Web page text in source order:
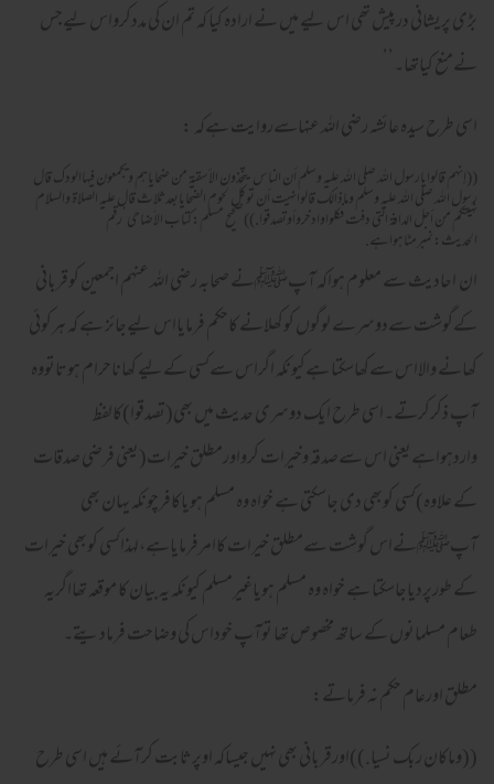
بڑی پریشانی درپیش تھی اس لیے میں نے ارادہ کیا کہ تم ان کی مددکرواس لیےجس
نےمنع کیاتھا۔’’
اسی طرح سیدہ عائشہ رضی اللہ عنہاسےروایت ہےکہ :
((إنهم قالوايارسول الله صلى الله عليه وسلم أن الناس يتخذون الأسقية من ضحاياهم ويجمعون فيهاالودك قال
رسول الله صلى الله عليه وسلم وماذالك قالوانهيت أن توكل لحوم الضحايابعدثلاث قال عليه الصلاة والسلام
نهيتكم من أجل الدافة التى دفت فكلواوادخروأوتصدقوا.))صحيح مسلم:كتاب الأضاحى’رقم
الحديث:نمبرمٹاہواہے.
ان احادیث سے معلوم ہواکہ آپﷺنے صحابہ رضی اللہ عنہم اجمعین کوقربانی
کےگوشت سےدوسرے لوگوں کوکھلانے کاحکم فرمایااس لیےجائز ہے کہ ہرکوئی
کھانے والااس سےکھاسکتا ہےکیونکہ اگراس سےکسی کےلیے کھاناحرام ہوتاتووہ
آپ ذکرکرتے۔اسی طرح ایک دوسری حدیث میں بھی(تصدقوا)کالفظ
واردہواہےیعنی اس سےصدقہ وخیرات کرواورمطلق خیرات(یعنی فرضی صدقات
کے علاوہ)کسی کوبھی دی جاسکتی ہے خواہ وہ مسلم ہویاکافرچونکہ یہان بھی
آپﷺنےاس گوشت سےمطلق خیرات کاامرفرمایاہے،لہذاکسی کوبھی خیرات
کے طورپردیاجاسکتا ہے خواہ وہ مسلم ہویاغیرمسلم کیونکہ یہ بیان کا موقعہ تھااگریہ
طعام مسلمانوں کے ساتھ مخصوص تھا توآپ خوداس کی وضاحت فرمادیتے۔
مطلق اورعام حکم نہ فرماتے:
((وماکان ربك نسيا.))اورقربانی بھی نہیں جیساکہ اوپرثابت کرآئے ہیں اسی طرح